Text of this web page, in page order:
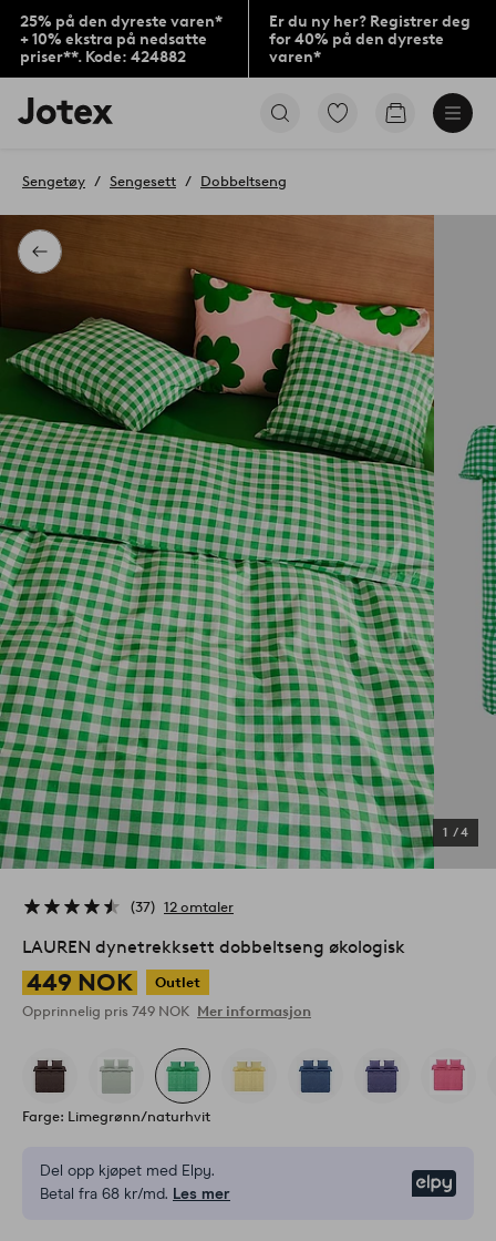
25% på den dyreste varen*
+ 10% ekstra på nedsatte
priser**. Kode: 424882
Er du ny her? Registrer deg
for 40% på den dyreste
varen*
Jotex’
logo
til
Gå
Gå
Tilbake
Sengetøy Sengesett Dobbeltseng
1 /4
37 12 omtaler
LAUREN dynetrekksett dobbeltseng økologisk
449 NOK
Outlet
Opprinnelig pris 749 NOK Mer informasjon
Farge: Limegrønn/naturhvit
Del opp kjøpet med Elpy.
Betal fra 68 kr/md. Les mer